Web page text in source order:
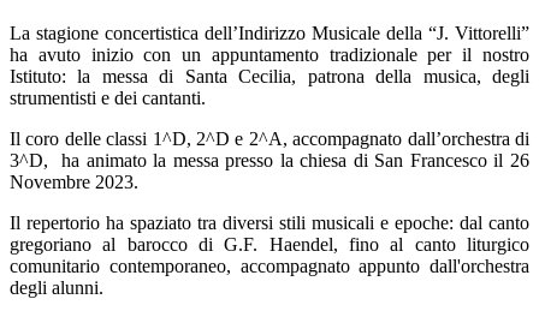
La stagione concertistica dell’Indirizzo Musicale della “J. Vittorelli”
ha avuto inizio con un appuntamento tradizionale per il nostro
Istituto: la messa di Santa Cecilia, patrona della musica, degli
strumentisti e dei cantanti.
Il coro delle classi 1^D, 2^D e 2^A, accompagnato dall’orchestra di
3^D, ha animato la messa presso la chiesa di San Francesco il 26
Novembre 2023.
Il repertorio ha spaziato tra diversi stili musicali e epoche: dal canto
gregoriano al barocco di G.F. Haendel, fino al canto liturgico
comunitario contemporaneo, accompagnato appunto dall'orchestra
degli alunni.